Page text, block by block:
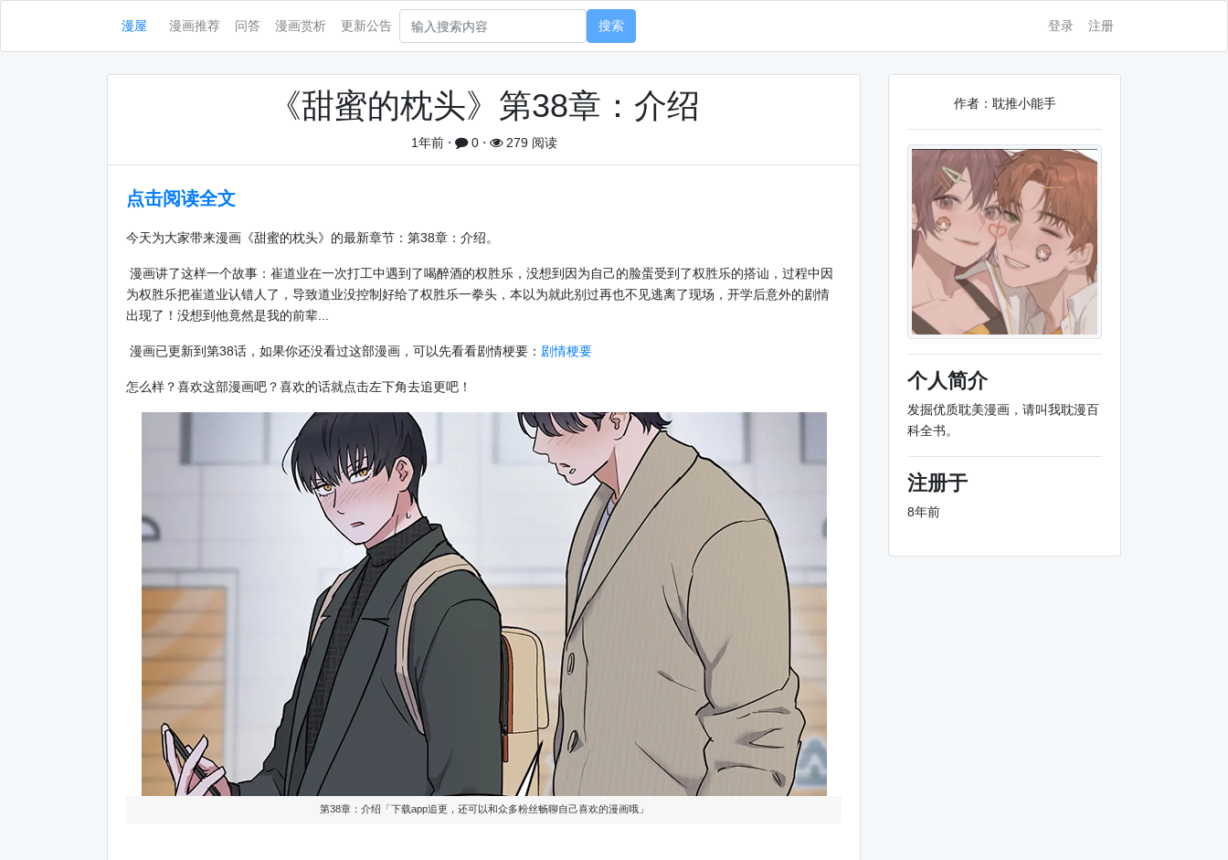
漫屋 漫画推荐 问答 漫画赏析 更新公告 搜索 登录 注册
《甜蜜的枕头》第38章：介绍
1年前⋅ 0⋅ 279 阅读
点击阅读全文
今天为大家带来漫画《甜蜜的枕头》的最新章节：第38章：介绍。
漫画讲了这样一个故事：崔道业在一次打工中遇到了喝醉酒的权胜乐，没想到因为自己的脸蛋受到了权胜乐的搭讪，过程中因
为权胜乐把崔道业认错人了，导致道业没控制好给了权胜乐一拳头，本以为就此别过再也不见逃离了现场，开学后意外的剧情
出现了！没想到他竟然是我的前辈...
漫画已更新到第38话，如果你还没看过这部漫画，可以先看看剧情梗要： 剧情梗要
怎么样？喜欢这部漫画吧？喜欢的话就点击左下角去追更吧！
第38章：介绍「下载app追更，还可以和众多粉丝畅聊自己喜欢的漫画哦」
作者：耽推小能手
个人简介
发掘优质耽美漫画，请叫我耽漫百
科全书。
注册于
8年前